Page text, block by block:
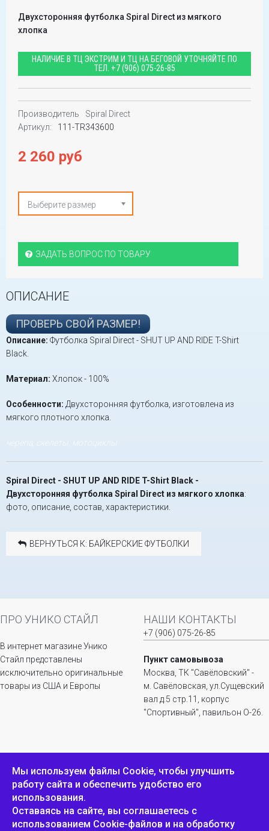
Двухсторонняя футболка Spiral Direct из мягкого
хлопка
НАЛИЧИЕ В ТЦ ЭКСТРИМ И ТЦ НА БЕГОВОЙ УТОЧНЯЙТЕ ПО
ТЕЛ. +7 (906) 075-26-85
Производитель
Spiral Direct
Артикул:
111-TR343600
2 260 руб
Выберите размер
ЗАДАТЬ ВОПРОС ПО ТОВАРУ
ОПИСАНИЕ
ПРОВЕРЬ СВОЙ РАЗМЕР!
Описание: Футболка Spiral Direct - SHUT UP AND RIDE T-Shirt
Black.
Материал: Хлопок - 100%
Особенности: Двухсторонняя футболка, изготовлена из
мягкого плотного хлопка.
черепа, скелеты, мотоциклы
Spiral Direct - SHUT UP AND RIDE T-Shirt Black -
Двухсторонняя футболка Spiral Direct из мягкого хлопка:
фото, описание, состав, характеристики.
ВЕРНУТЬСЯ К: БАЙКЕРСКИЕ ФУТБОЛКИ
ПРО УНИКО СТАЙЛ
В интернет магазине Унико
Стайл представлены
исключительно оригинальные
товары из США и Европы
НАШИ КОНТАКТЫ
+7 (906) 075-26-85
Пункт самовывоза
Москва, ТК "Савёловский" -
м. Савёловская, ул.Сущевский
вал д.5 стр.11, корпус
"Спортивный", павильон О-26.
ИНФОРМАЦИЯ
Положение о
конфиденциальности и
защите персональных
данных
ОБРАТНАЯ СВЯЗЬ
Пожаловаться
Мы используем файлы Сookie, чтобы улучшить
работу сайта и обеспечить удобство его
использования.
Оставаясь на сайте, вы соглашаетесь с
использованием Cookie-файлов и на обработку